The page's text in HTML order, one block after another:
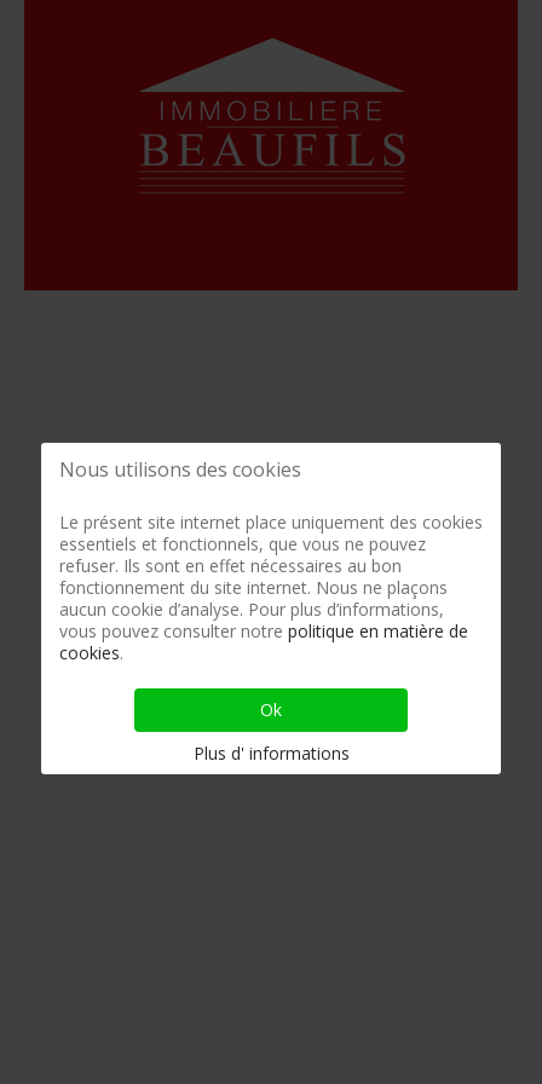
Nous utilisons des cookies
Le présent site internet place uniquement des cookies
essentiels et fonctionnels, que vous ne pouvez
refuser. Ils sont en effet nécessaires au bon
fonctionnement du site internet. Nous ne plaçons
aucun cookie d’analyse. Pour plus d’informations,
vous pouvez consulter notre politique en matière de
cookies.
Ok
Plus d' informations